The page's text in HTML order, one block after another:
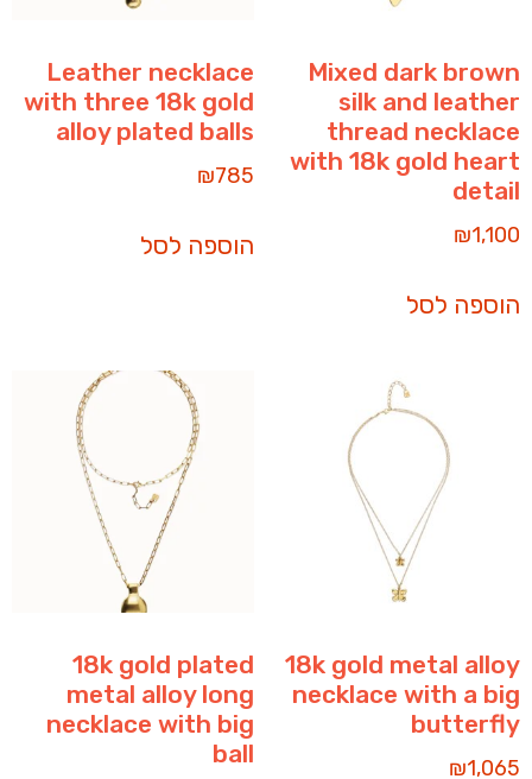
Mixed dark brown
silk and leather
thread necklace
with 18k gold heart
detail
₪1,100
הוספה לסל
Leather necklace
with three 18k gold
alloy plated balls
₪785
הוספה לסל
18k gold metal alloy
necklace with a big
butterfly
₪1,065
18k gold plated
metal alloy long
necklace with big
ball